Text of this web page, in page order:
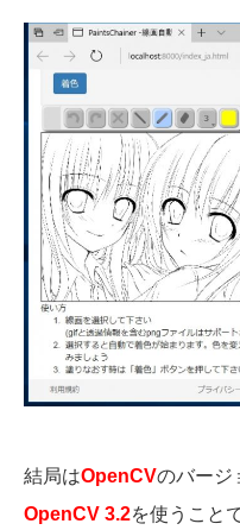
結局はOpenCVのバージ
OpenCV 3.2を使うこと